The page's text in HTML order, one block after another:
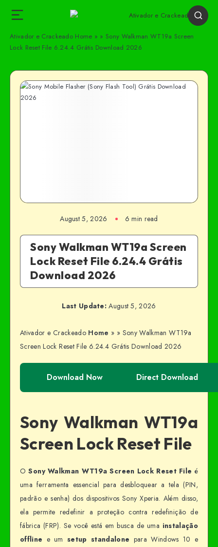
Ativador e Crackeado Home » »Sony Walkman WT19a Screen
Lock Reset File 6.24.4 Grátis Download 2026
August 5, 2026 6 min read
Sony Walkman WT19a Screen
Lock Reset File 6.24.4 Grátis
Download 2026
Last Update: August 5, 2026
Ativador e Crackeado Home » » Sony Walkman WT19a
Screen Lock Reset File 6.24.4 Grátis Download 2026
Download Now Direct Download
Sony Walkman WT19a
Screen Lock Reset File
OSony Walkman WT19a Screen Lock Reset File é
uma ferramenta essencial para desbloquear a tela (PIN,
padrão e senha) dos dispositivos Sony Xperia. Além disso,
ela permite redefinir a proteção contra redefinição de
fábrica (FRP). Se você está em busca de uma instalação
offline e um setup standalone para Windows 10 e